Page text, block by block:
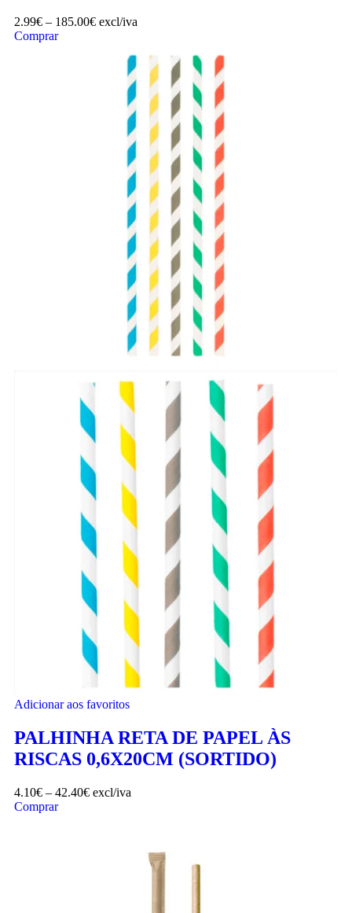
2.99€ – 185.00€ excl/iva
Comprar
Adicionar aos favoritos
PALHINHA RETA DE PAPEL ÀS
RISCAS 0,6X20CM (SORTIDO)
4.10€ – 42.40€ excl/iva
Comprar